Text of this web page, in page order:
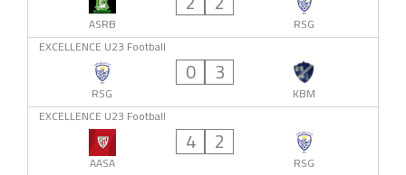
ASRB
RSG
EXCELLENCE U23 Football
RSG
0 3
KBM
EXCELLENCE U23 Football
AASA
4 2
RSG